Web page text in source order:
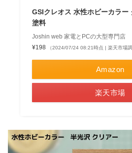
GSIクレオス 水性ホビーカラー
塗料
Joshin web 家電とPCの大型専門店
¥198
（2024/07/24 08:21時点 | 楽天市場調
Amazon
楽天市場